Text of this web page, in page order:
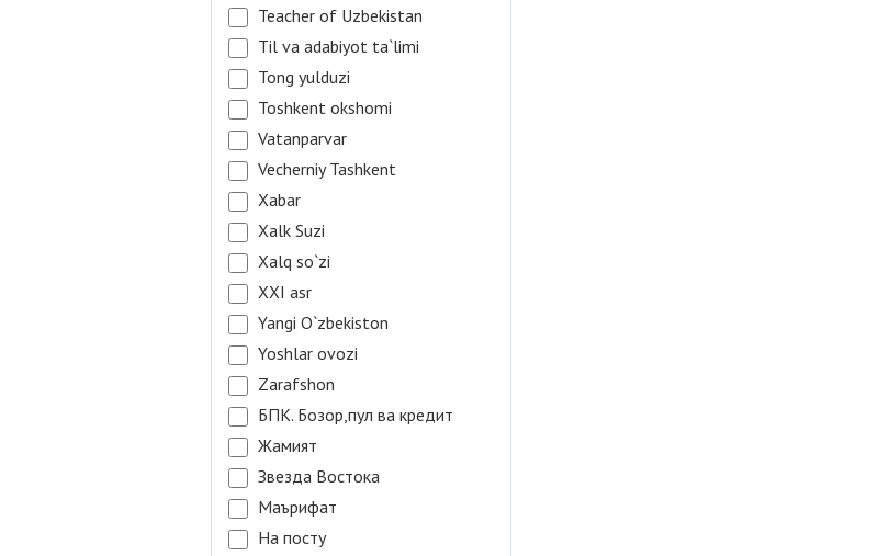
Teacher of Uzbekistan
Til va adabiyot ta`limi
Tong yulduzi
Toshkent okshomi
Vatanparvar
Vecherniy Tashkent
Xabar
Xalk Suzi
Xalq so`zi
XXI asr
Yangi O`zbekiston
Yoshlar ovozi
Zarafshon
БПК. Бозор,пул ва кредит
Жамият
Звезда Востока
Маърифат
На посту